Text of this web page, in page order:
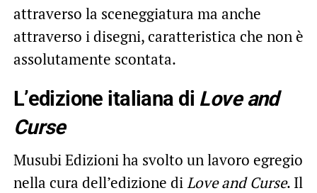
attraverso la sceneggiatura ma anche
attraverso i disegni, caratteristica che non è
assolutamente scontata.
L’edizione italiana di Love and
Curse
Musubi Edizioni ha svolto un lavoro egregio
nella cura dell’edizione di Love and Curse. Il